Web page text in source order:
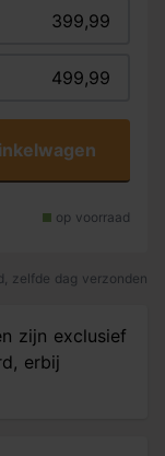
399,99
499,99
op voorraad
zelfde dag verzonden
zijn exclusief
erbij